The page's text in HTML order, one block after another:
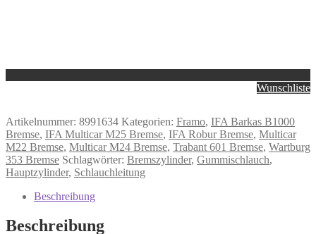
Wunschliste
Artikelnummer: 8991634 Kategorien: Framo, IFA Barkas B1000
Bremse, IFA Multicar M25 Bremse, IFA Robur Bremse, Multicar
M22 Bremse, Multicar M24 Bremse, Trabant 601 Bremse, Wartburg
353 Bremse Schlagwörter: Bremszylinder, Gummischlauch,
Hauptzylinder, Schlauchleitung
Beschreibung
Beschreibung